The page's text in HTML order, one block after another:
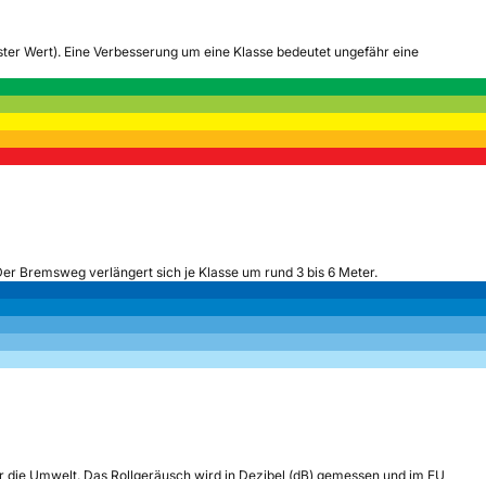
Wert). Eine Verbesserung um eine Klasse bedeutet ungefähr eine
Bremsweg verlängert sich je Klasse um rund 3 bis 6 Meter.
Umwelt. Das Rollgeräusch wird in Dezibel (dB) gemessen und im EU